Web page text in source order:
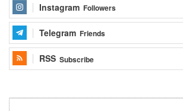
Instagram Followers
Telegram Friends
RSS Subscribe